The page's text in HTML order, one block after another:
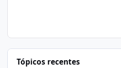
Tópicos recentes